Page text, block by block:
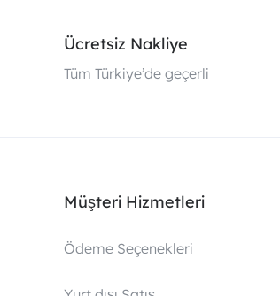
Ücretsiz Nakliye
Tüm Türkiye’de geçerli
Müşteri Hizmetleri
Ödeme Seçenekleri